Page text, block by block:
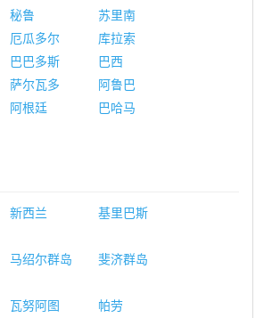
秘鲁
苏里南
厄瓜多尔
库拉索
巴巴多斯
巴西
萨尔瓦多
阿鲁巴
阿根廷
巴哈马
新西兰
基里巴斯
马绍尔群岛
斐济群岛
瓦努阿图
帕劳